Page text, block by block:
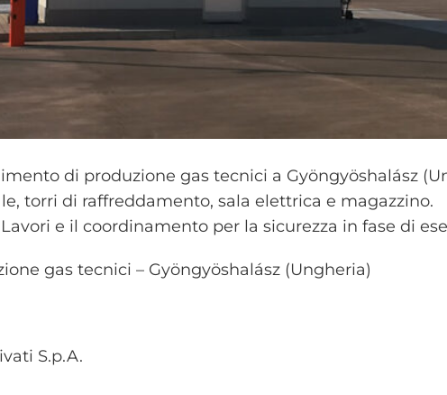
di produzione gas tecnici a Gyöngyöshalász
torri di raffreddamento, sala elettrica e magazzino.
e il coordinamento per la sicurezza in fase di
gas tecnici – Gyöngyöshalász (Ungheria)
S.p.A.